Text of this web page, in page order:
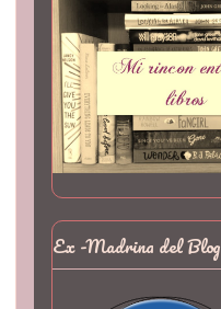
Ex -Madrina del Blog